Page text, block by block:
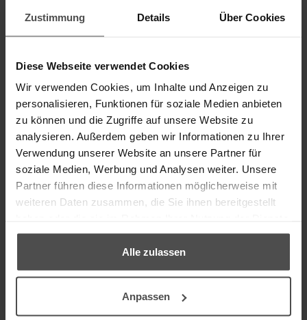
Zustimmung Details Über Cookies
Diese Webseite verwendet Cookies
Wir verwenden Cookies, um Inhalte und Anzeigen zu
personalisieren, Funktionen für soziale Medien anbieten
zu können und die Zugriffe auf unsere Website zu
analysieren. Außerdem geben wir Informationen zu Ihrer
Verwendung unserer Website an unsere Partner für
soziale Medien, Werbung und Analysen weiter. Unsere
Partner führen diese Informationen möglicherweise mit
weiteren Daten zusammen, die Sie ihnen bereitgestellt
gesammelt haben.
Alle zulassen
Anpassen
ZUM PRODUKT
SILVAPUR ®HOLZPFLEGE-SET FÜR LACKIERTE
Reinigung, Pflege & Schutz für lackierte Holzmöbel
Details